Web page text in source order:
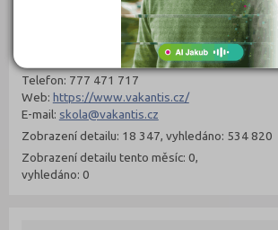
Emy Destinové 395, 37005 České Budějovice
Typ školy: Soukromé
Telefon: 777 471 717
Web: https://www.vakantis.cz/
E-mail: skola@vakantis.cz
Zobrazení detailu: 18 347, vyhledáno: 534 820
Zobrazení detailu tento měsíc: 0,
vyhledáno: 0